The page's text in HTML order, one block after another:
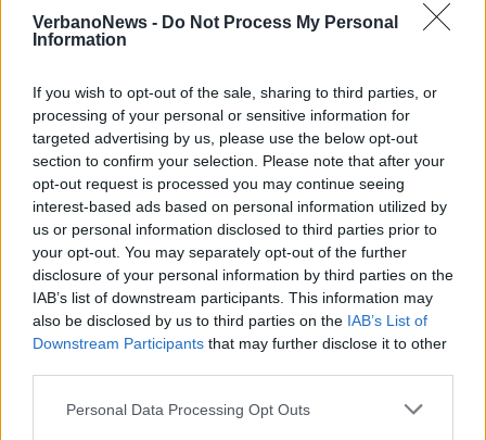
VerbanoNews - Do Not Process My Personal
Information
If you wish to opt-out of the sale, sharing to third parties, or
processing of your personal or sensitive information for
targeted advertising by us, please use the below opt-out
section to confirm your selection. Please note that after your
opt-out request is processed you may continue seeing
interest-based ads based on personal information utilized by
us or personal information disclosed to third parties prior to
your opt-out. You may separately opt-out of the further
disclosure of your personal information by third parties on the
IAB’s list of downstream participants. This information may
also be disclosed by us to third parties on the IAB’s List of
Downstream Participants that may further disclose it to other
Personal Data Processing Opt Outs
da mettere in contatto gli
Via Confalonieri, 5
Castronno
Tutti gli eventi
diagosto